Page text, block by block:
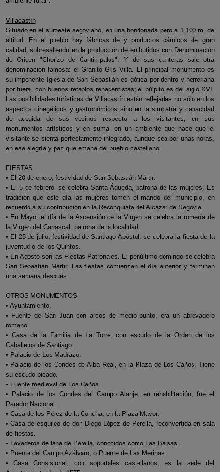
Villacastín
Situado en el suroeste segoviano, en una hondonada pero a 1.100 m. de
altitud. En el pueblo hay fábricas de y productos cárnicos de gran
calidad, sobresaliendo en la producción de embutidos con Denominación
de Origen "Chorizo de Cantimpalos". Y de sus canteras sale otra
denominación famosa: el Granito Gris Villa. El principal monumento es
su imponente Iglesia de San Sebastián es gótica por dentro y herreriana
por fuera, con buenos retablos renacentistas; el púlpito es del siglo XVI.
Las posibilidades turísticas de Villacastín están reflejadas no sólo en los
aspectos cinegéticos y gastronómicos sino en la simpatía y capacidad
de acogida de sus vecinos respecto a los visitantes, en sus
monumentos artísticos y en suma, en un ambiente que hace que el
visitante se sienta perfectamente integrado, aunque sea por unas horas,
en esa alegría y paz que emana del pueblo castellano.
FIESTAS
• El 20 de enero, festividad de San Sebastián Mártir.
• El 5 de febrero, se celebra Santa Águeda, patrona de las mujeres. Es
tradición que este día las mujeres tomen el mando del municipio, en
recuerdo a su contribución en la Reconquista del Alcázar de Segovia.
• En Mayo, el día de la Ascensión de la Virgen se celebra la romería de
la Virgen del Carrascal, patrona de la localidad.
• El 25 de julio, festividad de Santiago Apóstol, se celebra la fiesta de la
juventud o de los Quintos.
• En Agosto son las Fiestas Patronales. El penúltimo domingo se celebra
San Sebastián Mártir. Las fiestas comienzan el día anterior y terminan
una semana después.
OTROS MONUMENTOS
• Ayuntamiento.
• Fuente de San Juan con arcos de medio punto, era un abrevadero
romano.
• Casa de la Familia de La Torre, con escudo de la Orden de los
Caballeros de Santiago.
• Palacio de Los Madrazo.
• Palacio de los Condes de Alba Real, en la Plaza de Los Caños. Tiene
su escudo picado.
• Fuente medieval de Los Caños.
• Palacio de los Condes del Campo Alanje, en rehabilitación, fue el
Parador Nacional.
• Casa de los Pérez de la Concha, en la Plaza Mayor.
• Casa de esquileo de don Diego López de Perella, reconvertida en sala
de fiestas.
• Lavaderos de lana de Perella, conocidos como Las Balsas.
• Puente del Campo Azálvaro, o Puente de Las Merinas.
• Casa Consistorial, con soportales castellanos, es la sede del